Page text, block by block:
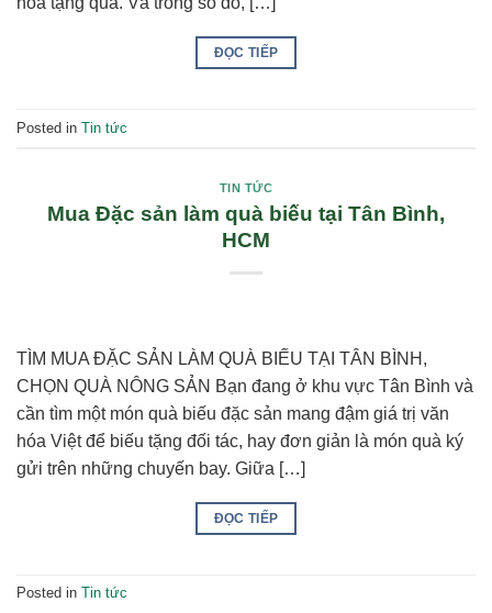
ĐỌC TIẾP
Posted in Tin tức
TIN TỨC
Mua Đặc sản làm quà biếu tại Tân Bình,
HCM
TÌM MUA ĐẶC SẢN LÀM QUÀ BIẾU TẠI TÂN BÌNH,
CHỌN QUÀ NÔNG SẢN Bạn đang ở khu vực Tân Bình và
cần tìm một món quà biếu đặc sản mang đậm giá trị văn
hóa Việt để biếu tặng đối tác, hay đơn giản là món quà ký
gửi trên những chuyến bay. Giữa […]
ĐỌC TIẾP
Posted in Tin tức